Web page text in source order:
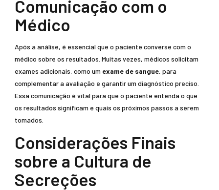
Comunicação com o
Médico
Após a análise, é essencial que o paciente converse com o
médico sobre os resultados. Muitas vezes, médicos solicitam
exames adicionais, como um exame de sangue, para
complementar a avaliação e garantir um diagnóstico preciso.
Essa comunicação é vital para que o paciente entenda o que
os resultados significam e quais os próximos passos a serem
tomados.
Considerações Finais
sobre a Cultura de
Secreções